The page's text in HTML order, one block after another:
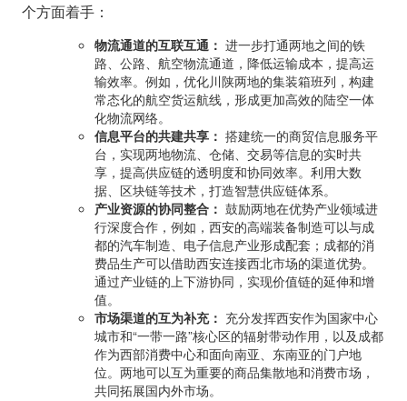
个方面着手：
物流通道的互联互通： 进一步打通两地之间的铁
路、公路、航空物流通道，降低运输成本，提高运
输效率。例如，优化川陕两地的集装箱班列，构建
常态化的航空货运航线，形成更加高效的陆空一体
化物流网络。
信息平台的共建共享： 搭建统一的商贸信息服务平
台，实现两地物流、仓储、交易等信息的实时共
享，提高供应链的透明度和协同效率。利用大数
据、区块链等技术，打造智慧供应链体系。
产业资源的协同整合： 鼓励两地在优势产业领域进
行深度合作，例如，西安的高端装备制造可以与成
都的汽车制造、电子信息产业形成配套；成都的消
费品生产可以借助西安连接西北市场的渠道优势。
通过产业链的上下游协同，实现价值链的延伸和增
值。
市场渠道的互为补充： 充分发挥西安作为国家中心
城市和“一带一路”核心区的辐射带动作用，以及成都
作为西部消费中心和面向南亚、东南亚的门户地
位。两地可以互为重要的商品集散地和消费市场，
共同拓展国内外市场。